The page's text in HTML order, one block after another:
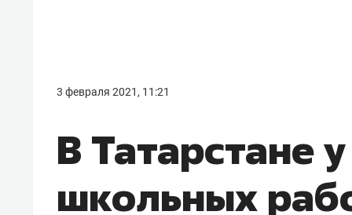
3 февраля 2021, 11:21
В Татарстане
школьных
правил, бизнес может
потерять минимум